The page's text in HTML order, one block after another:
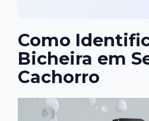
Como
Bicheira em
Cachorro